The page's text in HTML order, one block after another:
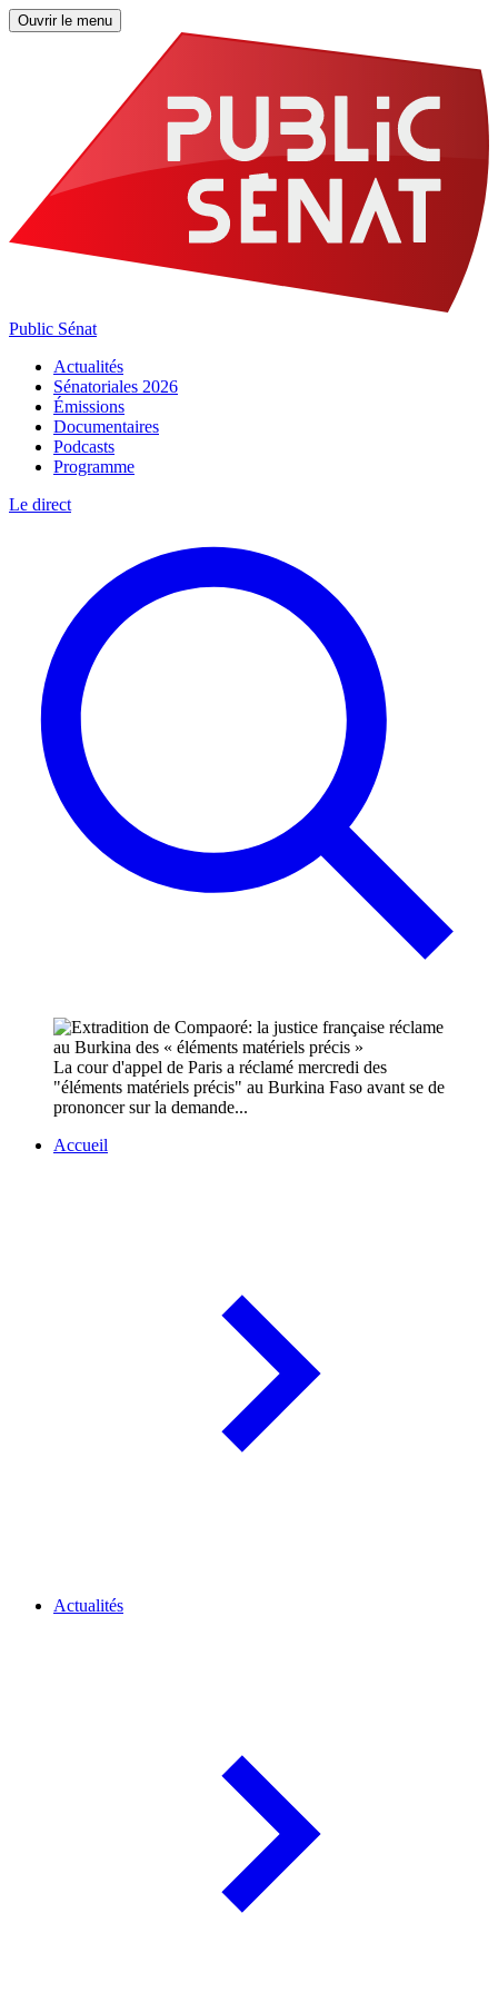
Ouvrir le menu
Public Sénat
Actualités
Sénatoriales 2026
Émissions
Documentaires
Podcasts
Programme
Le direct
La cour d'appel de Paris a réclamé mercredi des
"éléments matériels précis" au Burkina Faso avant se de
prononcer sur la demande...
Accueil
Actualités